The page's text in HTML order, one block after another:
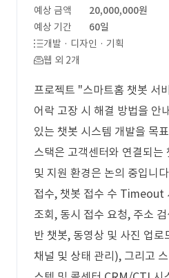
예상 금액
20,000,000원
예상 기간
60일
개발 · 디자인 · 기획
웹 외 2개
프로젝트 "스마트홈 챗봇 서
어락 고장 시 해결 방법을 안
있는 챗봇 시스템 개발을 목
스택은 고객센터와 연결되는
및 지원 환경은 논의 중입니
접수, 챗봇 접수 수 Timeout
조회, 동시 접수 요청, 주소
반 챗봇, 동영상 및 사진 업로
채널 및 상태 관리), 그리고